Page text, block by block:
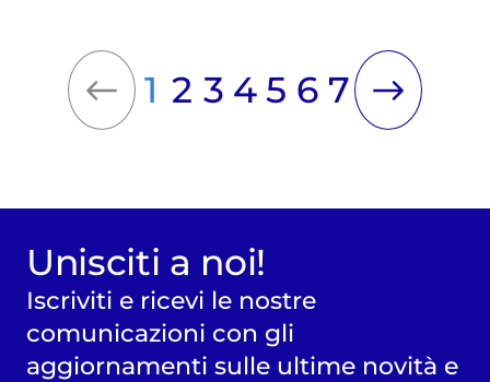
1 2 3 4 5 6 7
Unisciti a noi!
Iscriviti e ricevi le nostre
comunicazioni con gli
aggiornamenti sulle ultime novità e